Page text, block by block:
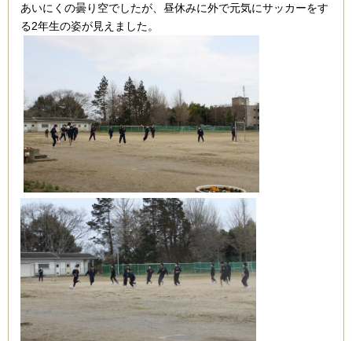
あいにくの曇り空でしたが、昼休みに外で元気にサッカーをす
る2年生の姿が見えました。